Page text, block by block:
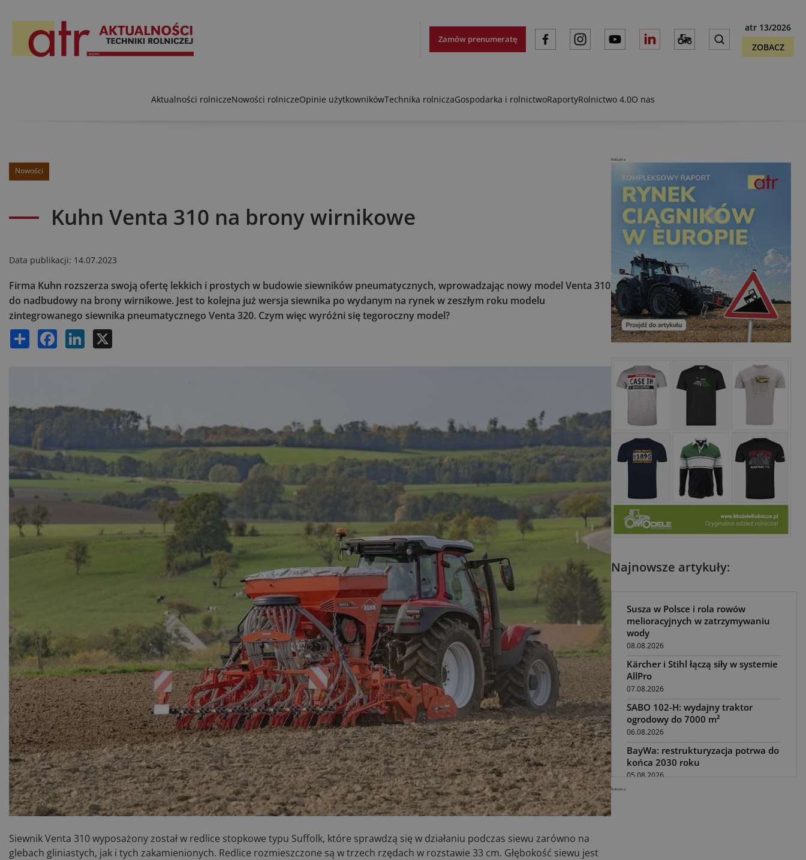
Zamów prenumeratę
atr 13/2026
ZOBACZ
Aktualności rolniczeNowości rolniczeOpinie użytkownikówTechnika rolniczaGospodarka i rolnictwoRaportyRolnictwo 4.0O nas
Nowości
Kuhn Venta 310 na brony wirnikowe
Data publikacji: 14.07.2023
Firma Kuhn rozszerza swoją ofertę lekkich i prostych w budowie siewników pneumatycznych, wprowadzając nowy model Venta 310
do nadbudowy na brony wirnikowe. Jest to kolejna już wersja siewnika po wydanym na rynek w zeszłym roku modelu
zintegrowanego siewnika pneumatycznego Venta 320. Czym więc wyróżni się tegoroczny model?
Share Facebook LinkedIn
Siewnik Venta 310 wyposażony został w redlice stopkowe typu Suffolk, które sprawdzą się w działaniu podczas siewu zarówno na
glebach gliniastych, jak i tych zakamienionych. Redlice rozmieszczone są w trzech rzędach w rozstawie 33 cm. Głębokość siewu jest
Reklama
Najnowsze artykuły:
Susza w Polsce i rola rowów
melioracyjnych w zatrzymywaniu
wody
08.08.2026
Kärcher i Stihl łączą siły w systemie
AllPro
07.08.2026
SABO 102-H: wydajny traktor
ogrodowy do 7000 m²
06.08.2026
BayWa: restrukturyzacja potrwa do
końca 2030 roku
05.08.2026
Reklama